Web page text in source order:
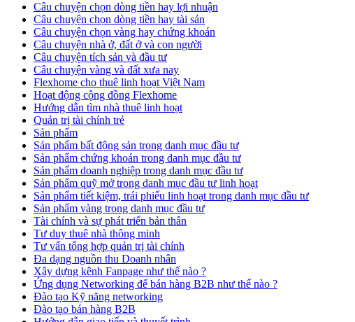
Câu chuyện chọn dòng tiền hay lợi nhuận
Câu chuyện chọn dòng tiền hay tài sản
Câu chuyện chọn vàng hay chứng khoán
Câu chuyện nhà ở, đất ở và con người
Câu chuyện tích sản và đầu tư
Câu chuyện vàng và đất xưa nay
Flexhome cho thuê linh hoạt Việt Nam
Hoạt động cộng đồng Flexhome
Hướng dẫn tìm nhà thuê linh hoạt
Quản trị tài chính trẻ
Sản phẩm
Sản phẩm bất động sản trong danh mục đầu tư
Sản phẩm chứng khoán trong danh mục đầu tư
Sản phẩm doanh nghiệp trong danh mục đầu tư
Sản phẩm quỹ mở trong danh mục đầu tư linh hoạt
Sản phẩm tiết kiệm, trái phiếu linh hoạt trong danh mục đầu tư
Sản phẩm vàng trong danh mục đầu tư
Tài chính và sự phát triển bản thân
Tư duy thuê nhà thông minh
Tư vấn tổng hợp quản trị tài chính
Đa dạng nguồn thu Doanh nhân
Xây dựng kênh Fanpage như thế nào ?
Ứng dụng Networking để bán hàng B2B như thế nào ?
Đào tạo Kỹ năng networking
Đào tạo bán hàng B2B